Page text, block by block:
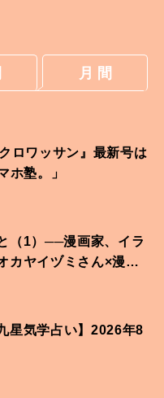
月 間
ロワッサン』最新号は
ホ塾。」
（1）──漫画家、イラ
カヤイヅミさん×漫画
星気学占い】2026年8